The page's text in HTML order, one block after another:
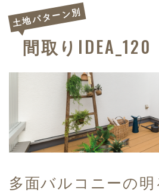
土地パターン別
間取り IDEA_120
多面バルコニーの明